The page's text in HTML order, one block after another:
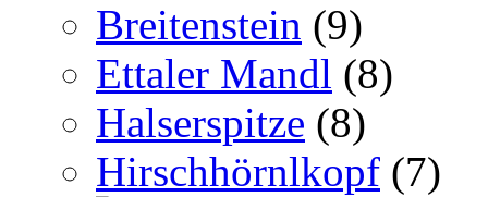
Breitenstein (9)
Ettaler Mandl (8)
Halserspitze (8)
Hirschhörnlkopf (7)